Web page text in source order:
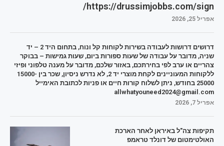
https://drussimjobbs.com/sign/
אפריל 25, 2026
דרושים דרושות לעבודה בשירות לקוחות קל ונוח, בתחום היד 2 – יד
שניה, מדובר על עבודה של שעות ספורות ביום, שעות גמישות – בבוקר
צהריים או ערב לפי בחירתכם, באזור שלכם, מדובר על מענה טלפוני ופיזי
ללקוחות המעוניינים לקחת מוצרי יד 2, לא נדרש ניסיון, שכר בין 15000-
25000 בחודש, ניתן לשלוח קורות חיים או פניות לכתובת האימייל
allwhatyouneed2024@gmail.com
אפריל 7, 2026
תקיפות צה"ל באיראן לאחר הארכת
האולטימטום של דונלד טראמפ